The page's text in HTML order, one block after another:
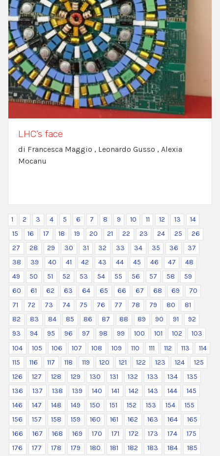
LHC’s face
di Francesca Maggio , Leonardo Gusso , Alexia
Mocanu
1 2 3 4 5 6 7 8 9 10 11 12 13
14
15
16 17 18 19 20 21 22 23 24 25
26
27
28 29 30 31 32 33 34 35 36
37
38
39 40 41 42 43 44 45 46 47
48
49
50 51 52 53 54 55 56 57 58
59
60
61 62 63 64 65 66 67 68 69
70
71
72 73 74 75 76 77 78 79 80
81
82
83 84 85 86 87 88 89 90 91
92
93
94 95 96 97 98 99 100 101 102
103
104
105 106 107 108 109 110 111 112 113
114
115
116 117 118 119 120 121 122 123 124
125
126
127 128 129 130 131 132 133 134
135
136
137 138 139 140 141 142 143 144
145
146
147 148 149 150 151 152 153 154
155
156
157 158 159 160 161 162 163 164
165
166
167 168 169 170 171 172 173 174
175
176
177 178 179 180 181 182 183 184 185